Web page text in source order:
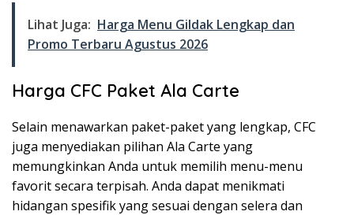
Lihat Juga: Harga Menu Gildak Lengkap dan
Promo Terbaru Agustus 2026
Harga CFC Paket Ala Carte
Selain menawarkan paket-paket yang lengkap, CFC
juga menyediakan pilihan Ala Carte yang
memungkinkan Anda untuk memilih menu-menu
favorit secara terpisah. Anda dapat menikmati
hidangan spesifik yang sesuai dengan selera dan